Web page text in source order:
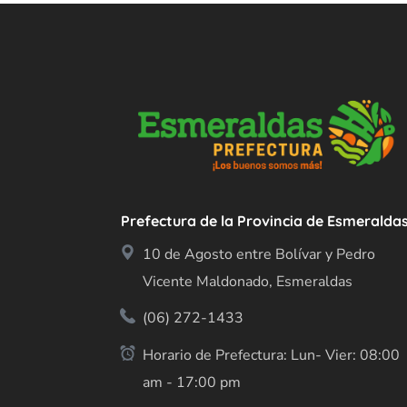
Prefectura de la Provincia de
10 de Agosto entre Bolívar y Pedro
Vicente Maldonado, Esmeraldas
(06) 272-1433
Horario de Prefectura: Lun- Vier: 08:00
am - 17:00 pm